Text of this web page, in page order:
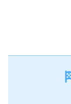
Aggiungi